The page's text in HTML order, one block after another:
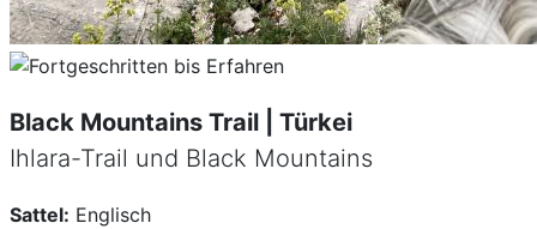
Black Mountains Trail | Türkei
Ihlara-Trail und Black Mountains
Sattel: Englisch